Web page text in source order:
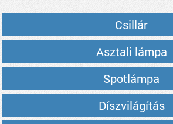
Csillár
Asztali lámpa
Spotlámpa
Díszvilágítás